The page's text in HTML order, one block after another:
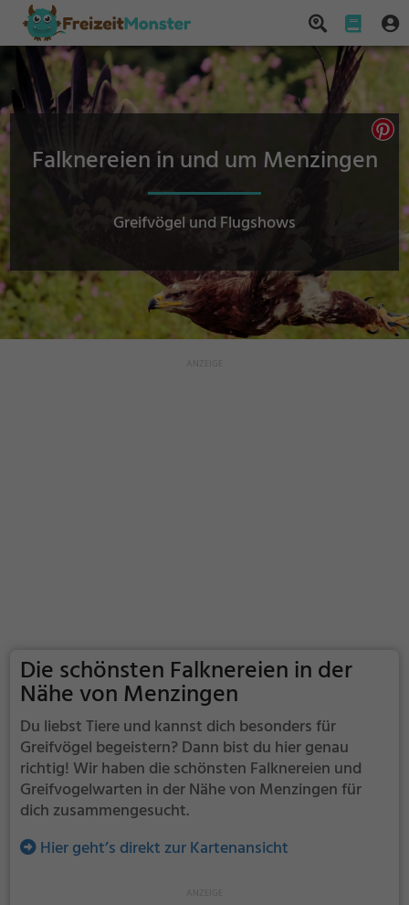
Falknereien in und um Menzingen
Greifvögel und Flugshows
Die schönsten Falknereien in der
Nähe von Menzingen
Du liebst Tiere und kannst dich besonders für
Greifvögel begeistern? Dann bist du hier genau
richtig! Wir haben die schönsten Falknereien und
Greifvogelwarten in der Nähe von Menzingen für
dich zusammengesucht.
Hier geht’s direkt zur Kartenansicht